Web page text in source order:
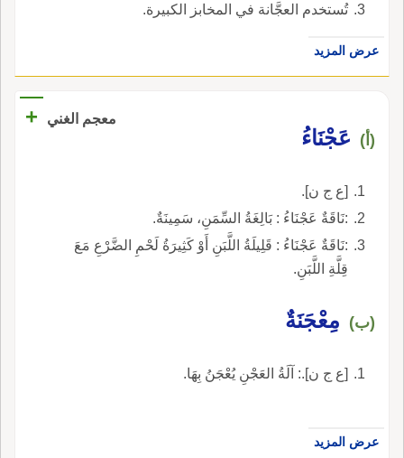
تُستخدم العجَّانة في المخابز الكبيرة.
عرض المزيد
معجم الغني +
(أ) عَجْنَاءُ
[ع ج ن].
:نَاقَةٌ عَجْنَاءُ : بَالِغَةُ السِّمَنِ، سَمِينَةٌ.
:نَاقَةٌ عَجْنَاءُ : قَلِيلَةُ اللَّبَنِ أَوْ كَثِيرَةُ لَحْمِ الضَّرْعِ مَعَ
قِلَّةِ اللَّبَنِ.
(ب) مِعْجَنَةٌ
[ع ج ن].: آلَةُ العَجْنِ يُعْجَنُ بِهَا.
عرض المزيد